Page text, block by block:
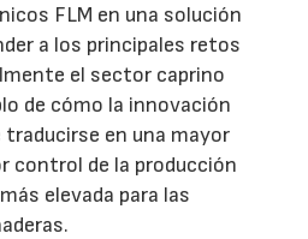
FLM en una solución
a los principales retos
el sector caprino
de cómo la innovación
en una mayor
control de la producción
elevada para las